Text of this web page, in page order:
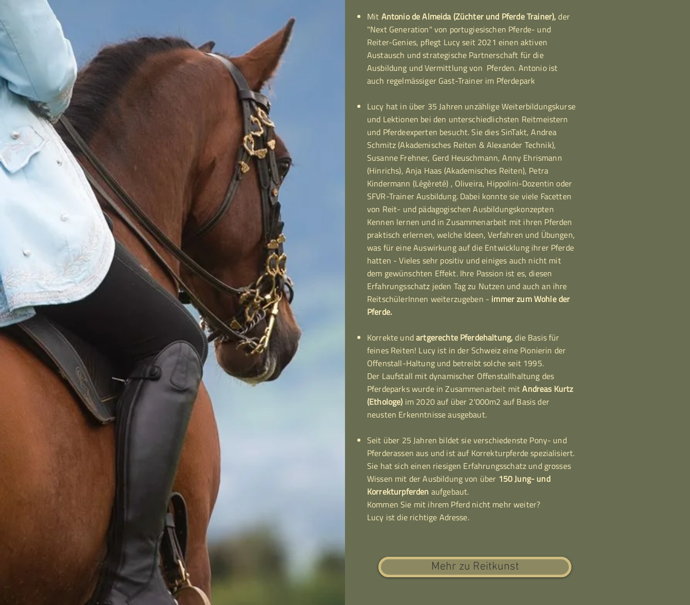
Mit Antonio de Almeida (Züchter und Pferde Trainer), der
"Next Generation" von portugiesischen Pferde- und
Reiter-Genies, pflegt Lucy seit 2021 einen aktiven
Austausch und strategische Partnerschaft für die
Ausbildung und Vermittlung von Pferden. Antonio ist
auch regelmässiger Gast-Trainer im Pferdepark
Lucy hat in über 35 Jahren unzählige Weiterbildungskurse
und Lektionen bei den unterschiedlichsten Reitmeistern
und Pferdeexperten besucht. Sie dies SinTakt, Andrea
Schmitz (Akademisches Reiten & Alexander Technik),
Susanne Frehner, Gerd Heuschmann, Anny Ehrismann
(Hinrichs), Anja Haas (Akademisches Reiten), Petra
Kindermann (Légèreté) , Oliveira, Hippolini-Dozentin oder
SFVR-Trainer Ausbildung. Dabei konnte sie viele Facetten
von Reit- und pädagogischen Ausbildungskonzepten
Kennen lernen und in Zusammenarbeit mit ihren Pferden
praktisch erlernen, welche Ideen, Verfahren und Übungen,
was für eine Auswirkung auf die Entwicklung ihrer Pferde
hatten - Vieles sehr positiv und einiges auch nicht mit
dem gewünschten Effekt. Ihre Passion ist es, diesen
Erfahrungsschatz jeden Tag zu Nutzen und auch an ihre
ReitschülerInnen weiterzugeben - immer zum Wohle der
Pferde.
Korrekte undartgerechte Pferdehaltung, die Basis für
feines Reiten! Lucy ist in der Schweiz eine Pionierin der
Offenstall-Haltung und betreibt solche seit 1995.
Der Laufstall mit dynamischer Offenstallhaltung des
Pferdeparks wurde in Zusammenarbeit mitAndreas Kurtz
(Ethologe) im 2020 auf über 2'000m2 auf Basis der
neusten Erkenntnisse ausgebaut.
Seit über 25 Jahren bildet sie verschiedenste Pony- und
Pferderassen aus und ist auf Korrekturpferde spezialisiert.
Sie hat sich einen riesigen Erfahrungsschatz und grosses
Wissen mit der Ausbildung von über 150 Jung- und
Korrekturpferden aufgebaut.
Kommen Sie mit ihrem Pferd nicht mehr weiter?
Lucy ist die richtige Adresse.
Mehr zu Reitkunst